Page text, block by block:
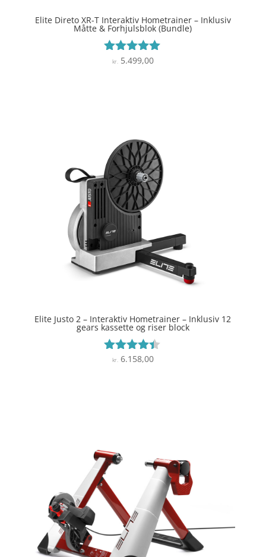
Elite Direto XR-T Interaktiv Hometrainer – Inklusiv
Måtte & Forhjulsblok (Bundle)
Vurderet
kr. 5.499,00
Elite Justo 2 – Interaktiv Hometrainer – Inklusiv 12
gears kassette og riser block
Vurderet
kr.6.158,00